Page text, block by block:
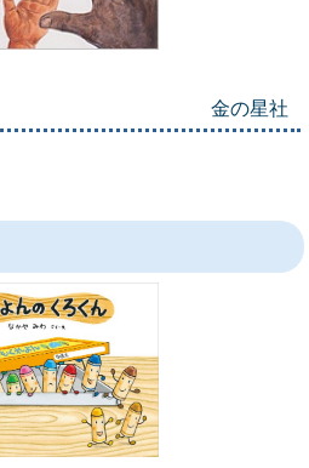
金の星社